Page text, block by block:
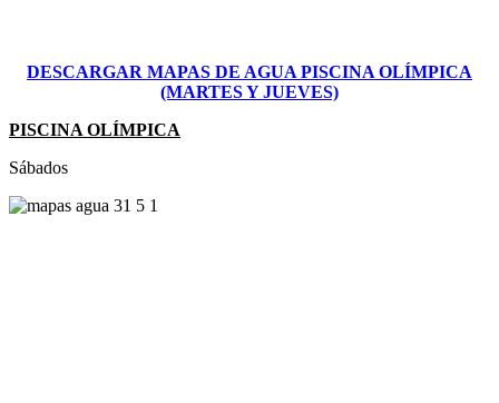
DESCARGAR MAPAS DE AGUA PISCINA OLÍMPICA
(MARTES Y JUEVES)
PISCINA OLÍMPICA
Sábados